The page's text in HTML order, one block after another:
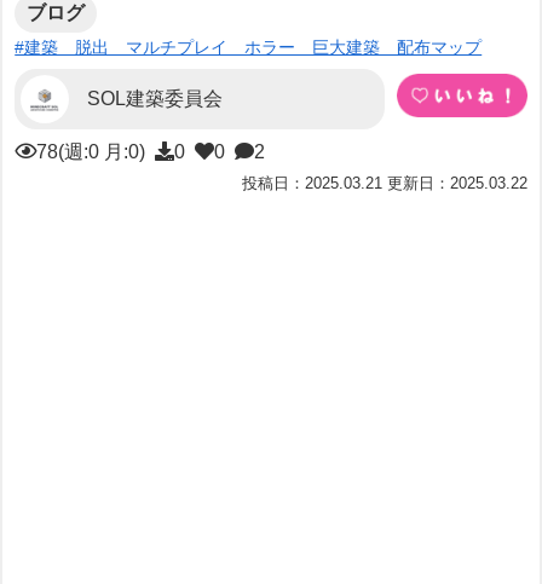
ブログ
#建築 脱出 マルチプレイ ホラー 巨大建築 配布マップ
SOL建築委員会
78(週:0 月:0) 0 0 2
投稿日：2025.03.21 更新日：2025.03.22